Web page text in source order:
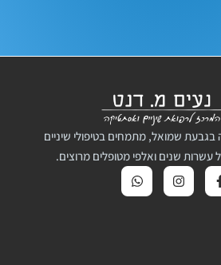
בגבעת שמואל, מתמחים בטיפולי שיניים
עשרות שנים ואלפי מטופלים מרוצים.